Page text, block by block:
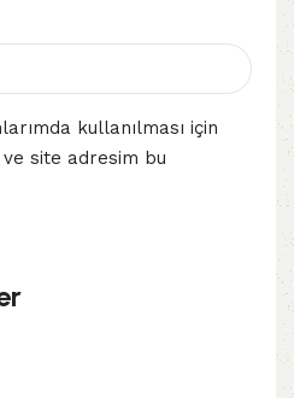
kullanılması için
site adresim bu